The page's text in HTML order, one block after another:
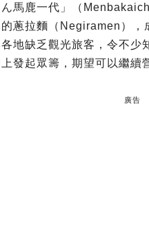
馬鹿一代」（
蔥拉麵（Negiramen）
地缺乏觀光旅客，令不
發起眾籌，期望可以繼續
廣告